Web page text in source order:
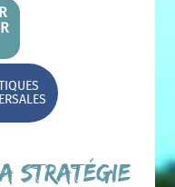
stratégie